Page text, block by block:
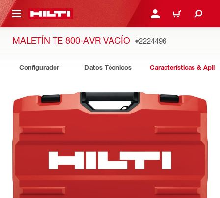
PRINCIPAL INICIE SESIÓN O
CARRITO
MALETÍN TE 800-AVR VACÍO #2224496
Configurador Datos Técnicos Características &